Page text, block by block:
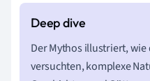
Der Mythos illustriert, wie
versuchten, komplexe